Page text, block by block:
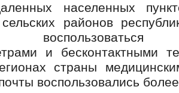
населенных
районов
воспользоваться
и бесконтактными
страны
воспользовались